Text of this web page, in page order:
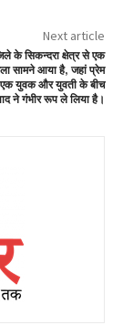
Next article
के सिकन्दरा क्षेत्र से एक
सामने आया है, जहां प्रेम
एक युवक और युवती के बीच
ने गंभीर रूप ले लिया है।